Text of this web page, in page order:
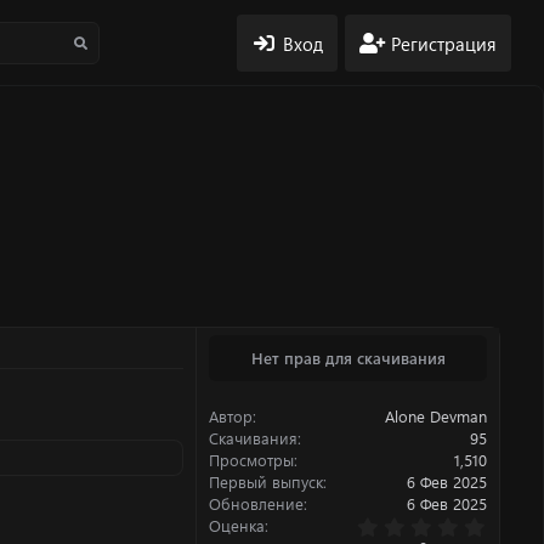
Вход Регистрация
Нет прав для скачивания
Автор
Alone Devman
Скачивания
95
Просмотры
1,510
Первый выпуск
6 Фев 2025
Обновление
6 Фев 2025
Оценка